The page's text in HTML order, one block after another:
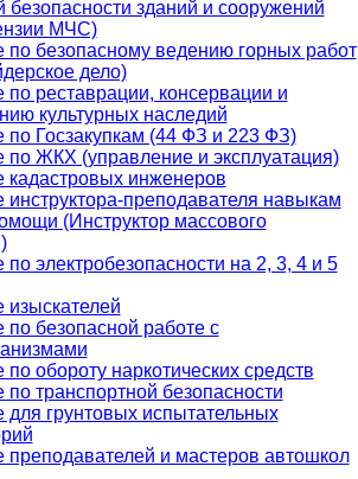
безопасности зданий и сооружений
МЧС)
по безопасному ведению горных работ
дело)
по реставрации, консервации и
культурных наследий
по Госзакупкам (44 ФЗ и 223 ФЗ)
по ЖКХ (управление и эксплуатация)
кадастровых инженеров
инструктора-преподавателя навыкам
(Инструктор массового
электробезопасности на 2, 3, 4 и 5
изыскателей
по безопасной работе с
обороту наркотических средств
транспортной безопасности
для грунтовых испытательных
преподавателей и мастеров автошкол